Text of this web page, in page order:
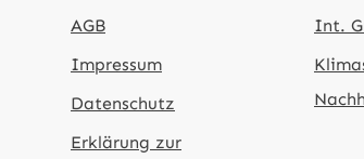
AGB
Impressum
Datenschutz
Erklärung zur
Int.